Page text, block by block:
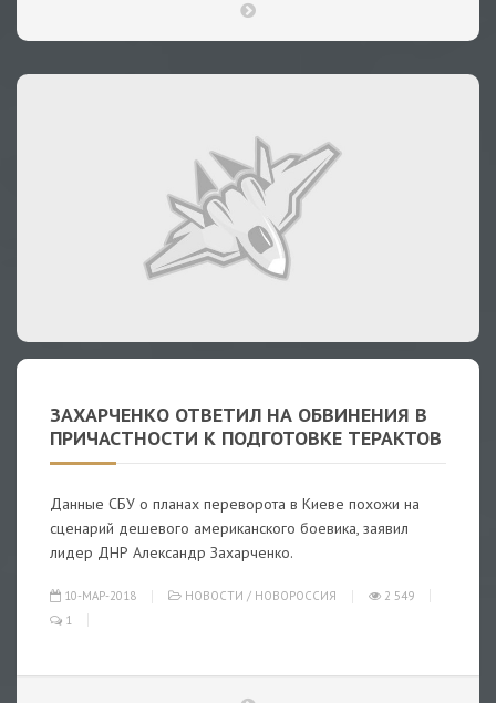
ЗАХАРЧЕНКО ОТВЕТИЛ НА ОБВИНЕНИЯ В
ПРИЧАСТНОСТИ К ПОДГОТОВКЕ ТЕРАКТОВ
Данные СБУ о планах переворота в Киеве похожи на
сценарий дешевого американского боевика, заявил
лидер ДНР Александр Захарченко.
10-МАР-2018 НОВОСТИ / НОВОРОССИЯ
2 549
1